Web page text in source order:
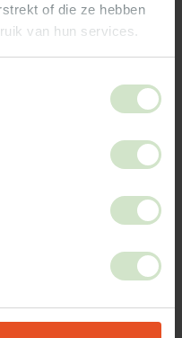
of die ze hebben
van hun services.
de Waddeneilanden
-
€285,53